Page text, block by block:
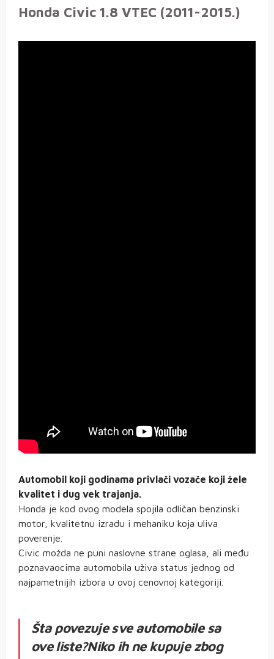
Honda Civic 1.8 VTEC (2011-2015.)
Automobil koji godinama privlači vozače koji žele
kvalitet i dug vek trajanja.
Honda je kod ovog modela spojila odličan benzinski
motor, kvalitetnu izradu i mehaniku koja uliva
poverenje.
Civic možda ne puni naslovne strane oglasa, ali među
poznavaocima automobila uživa status jednog od
najpametnijih izbora u ovoj cenovnoj kategoriji.
Šta povezuje sve automobile sa
ove liste?Niko ih ne kupuje zbog